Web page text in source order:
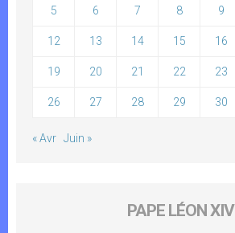
5 6 7 8 9
12 13 14 15 16
19 20 21 22 23
26 27 28 29 30
« Avr Juin »
PAPE LÉON XIV